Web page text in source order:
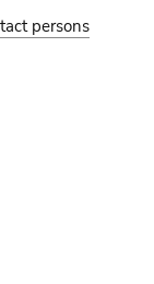
persons